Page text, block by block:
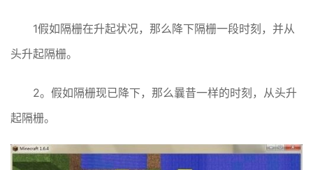
1假如隔栅在升起状况，那么降下隔栅一段时刻，并从
头升起隔栅。
2。假如隔栅现已降下，那么曩昔一样的时刻，从头升
起隔栅。